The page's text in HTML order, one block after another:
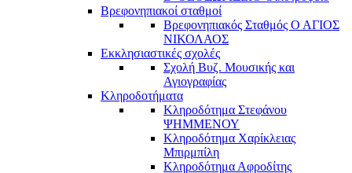
Βρεφονηπιακοί σταθμοί
Βρεφονηπιακός Σταθμός Ο ΑΓΙΟΣ
ΝΙΚΟΛΑΟΣ
Εκκλησιαστικές σχολές
Σχολή Βυζ. Μουσικής και
Αγιογραφίας
Κληροδοτήματα
Κληροδότημα Στεφάνου
ΨΗΜΜΕΝΟΥ
Κληροδότημα Χαρίκλειας
Μπιρμπίλη
Κληροδότημα Αφροδίτης